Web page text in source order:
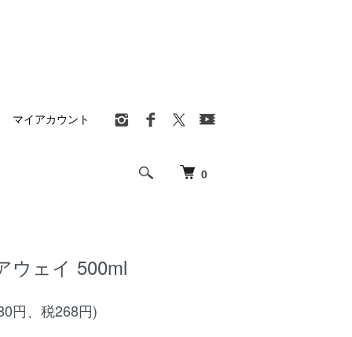
0
マイアカウント
ウェイ 500ml
円、税268円)